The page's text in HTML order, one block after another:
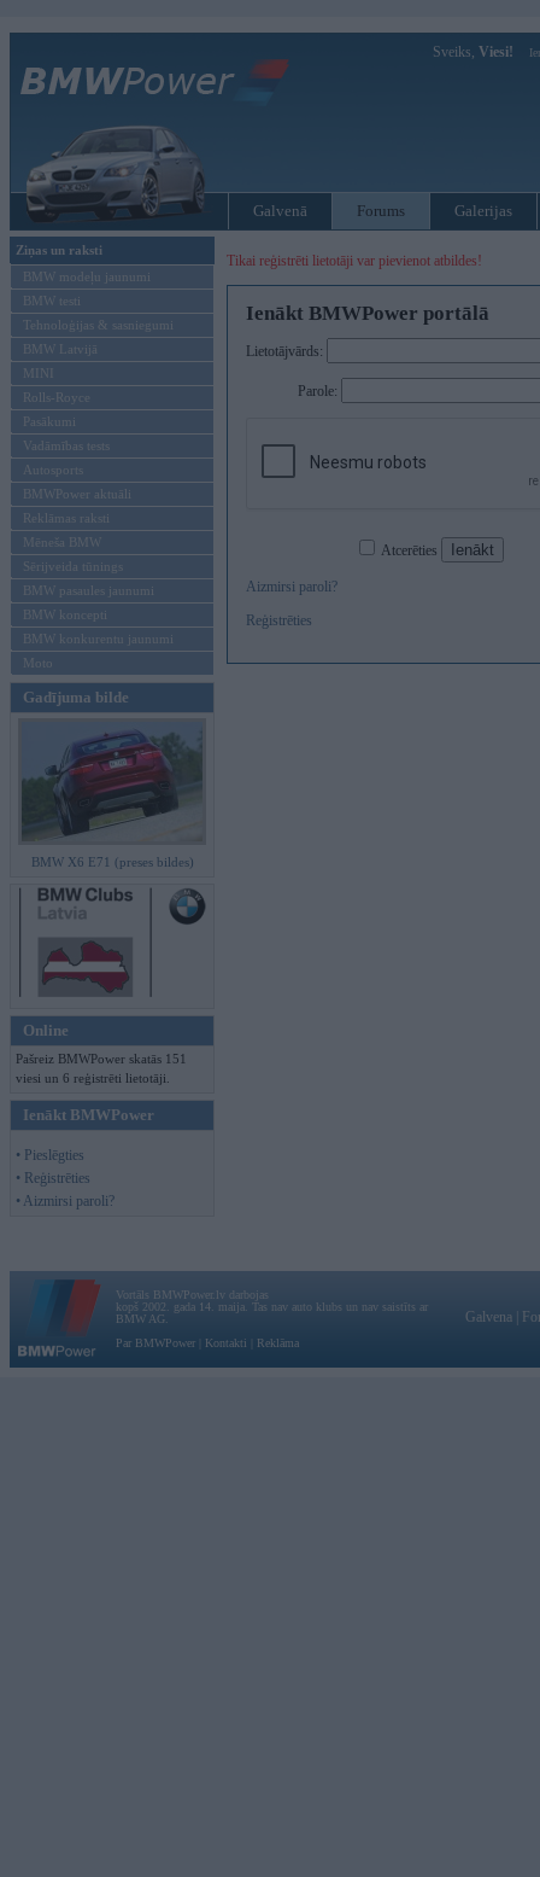
Sveiks, Viesi!
Galvenā Forums Galerijas
Ziņas un raksti
BMW modeļu jaunumi
BMW testi
Tehnoloģijas & sasniegumi
BMW Latvijā
MINI
Rolls-Royce
Pasākumi
Vadāmības tests
Autosports
BMWPower aktuāli
Reklāmas raksti
Mēneša BMW
Sērijveida tūnings
BMW pasaules jaunumi
BMW koncepti
BMW konkurentu jaunumi
Moto
Gadījuma bilde
BMW X6 E71 (preses bildes)
Online
Pašreiz BMWPower skatās 151
viesi un 6 reģistrēti lietotāji.
Ienākt BMWPower
• Pieslēgties
• Reģistrēties
• Aizmirsi paroli?
Tikai reģistrēti lietotāji var pievienot atbildes!
Ienākt BMWPower portālā
Lietotājvārds:
Parole:
Atcerēties
Aizmirsi paroli?
Reģistrēties
Vortāls BMWPower.lv darbojas
kopš 2002. gada 14. maija. Tas nav auto klubs un nav saistīts ar
BMW AG.
Par BMWPower
Kontakti Reklāma
Galvena